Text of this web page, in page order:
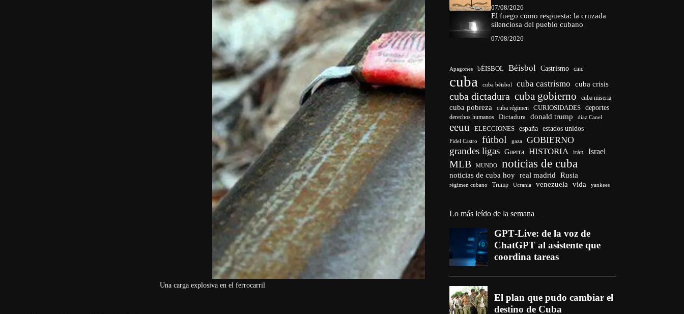
Una carga explosiva en el ferrocarril
07/08/2026
El fuego como respuesta: la cruzada
silenciosa del pueblo cubano
07/08/2026
Apagones bÉISBOL Béisbol Castrismo cine
cuba cuba béisbol cuba castrismo cuba crisis
cuba dictadura cuba gobierno cuba miseria
cuba pobreza cuba régimen CURIOSIDADES deportes
derechos humanos Dictadura donald trump díaz Canel
eeuu ELECCIONES españa estados unidos
Fidel Castro fútbol gaza GOBIERNO
grandes ligas Guerra HISTORIA irán Israel
MLB MUNDO noticias de cuba
noticias de cuba hoy real madrid Rusia
régimen cubano Trump Ucrania venezuela vida yankees
Lo más leído de la semana